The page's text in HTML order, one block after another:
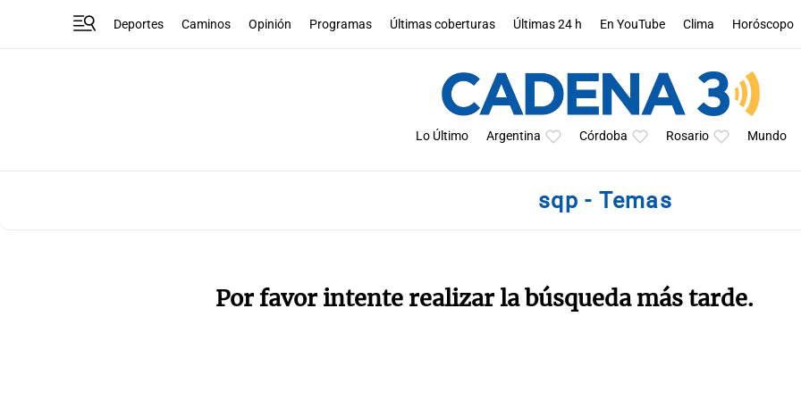
Deportes Caminos Opinión Programas Últimas coberturas Últimas 24 h En YouTube Clima Horóscopo
Lo Último Argentina Córdoba Rosario Mundo
sqp - Temas
Por favor intente realizar la búsqueda más tarde.